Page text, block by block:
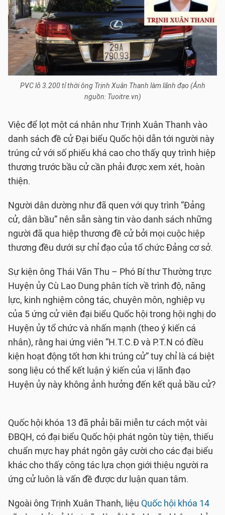
PVC lỗ 3.200 tỉ thời ông Trịnh Xuân Thanh làm lãnh đạo (Ảnh
nguồn: Tuoitre.vn)
Việc để lọt một cá nhân như Trịnh Xuân Thanh vào
danh sách đề cử Đại biểu Quốc hội dẫn tới người này
trúng cử với số phiếu khá cao cho thấy quy trình hiệp
thương trước bầu cử cần phải được xem xét, hoàn
thiện.
Người dân dường như đã quen với quy trình “Đảng
cử, dân bầu” nên sẵn sàng tin vào danh sách những
người đã qua hiệp thương đề cử bởi mọi cuộc hiệp
thương đều dưới sự chỉ đạo của tổ chức Đảng cơ sở.
Sự kiện ông Thái Văn Thu – Phó Bí thư Thường trực
Huyện ủy Cù Lao Dung phân tích về trình độ, năng
lực, kinh nghiệm công tác, chuyên môn, nghiệp vụ
của 5 ứng cử viên đại biểu Quốc hội trong hội nghị do
Huyện ủy tổ chức và nhấn mạnh (theo ý kiến cá
nhân), rằng hai ứng viên “H.T.C.Đ và P.T.N có điều
kiện hoạt động tốt hơn khi trúng cử” tuy chỉ là cá biệt
song liệu có thể kết luận ý kiến của vị lãnh đạo
Huyện ủy này không ảnh hưởng đến kết quả bầu cử?
Quốc hội khóa 13 đã phải bãi miễn tư cách một vài
ĐBQH, có đại biểu Quốc hội phát ngôn tùy tiện, thiếu
chuẩn mực hay phát ngôn gây cười cho các đại biểu
khác cho thấy công tác lựa chọn giới thiệu người ra
ứng cử luôn là vấn đề được dư luận quan tâm.
Ngoài ông Trịnh Xuân Thanh, liệu Quốc hội khóa 14